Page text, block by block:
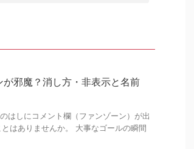
邪魔？消し方・非表示と名前
はしにコメント欄（ファンゾーン）が出
はありませんか。 大事なゴールの瞬間